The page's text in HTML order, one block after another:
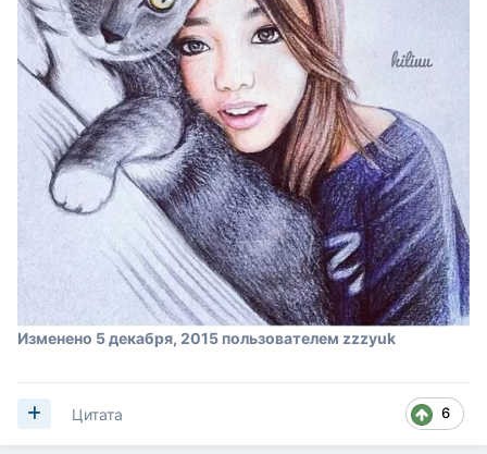
Изменено 5 декабря, 2015 пользователем zzzyuk
6
Цитата